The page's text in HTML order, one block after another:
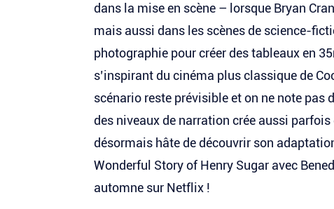
dans la mise en scène – lorsque Bryan
mais aussi dans les scènes de science-
photographie pour créer des tableaux en
s’inspirant du cinéma plus classique de
scénario reste prévisible et on ne note pas
des niveaux de narration crée aussi
désormais hâte de découvrir son
Wonderful Story of Henry Sugar avec
automne sur Netflix !